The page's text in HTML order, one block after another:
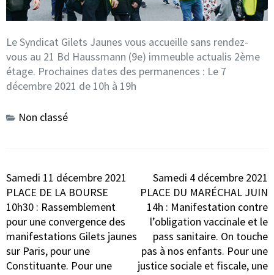
Le Syndicat Gilets Jaunes vous accueille sans rendez-
vous au 21 Bd Haussmann (9e) immeuble actualis 2ème
étage. Prochaines dates des permanences : Le 7
décembre 2021 de 10h à 19h
Non classé
Navigation
de
l’article
Samedi 11 décembre 2021
PLACE DE LA BOURSE
10h30 : Rassemblement
pour une convergence des
manifestations Gilets jaunes
sur Paris, pour une
Constituante. Pour une
Samedi 4 décembre 2021
PLACE DU MARÉCHAL JUIN
14h : Manifestation contre
l’obligation vaccinale et le
pass sanitaire. On touche
pas à nos enfants. Pour une
justice sociale et fiscale, une